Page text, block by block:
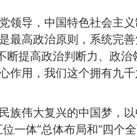
导，中国特色社会主
最高政治原则，系统完
断提高政治判断力、政治
作用，我们这个拥有九
伟大复兴的中国梦，
一体”总体布局和“四个全